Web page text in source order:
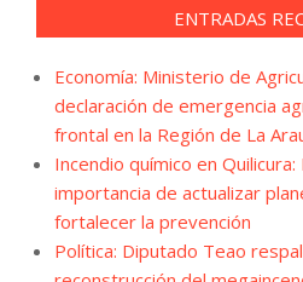
ENTRADAS
Economía: Ministerio de
declaración de emergencia
frontal en la Región de La
Incendio químico en
importancia de actualizar
fortalecer la prevención
Política: Diputado Teao